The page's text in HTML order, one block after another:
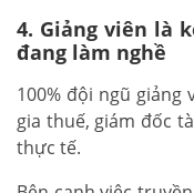
4. Giảng viên là
đang làm nghề
100% đội ngũ giảng
gia thuế, giám đốc
thực tế.